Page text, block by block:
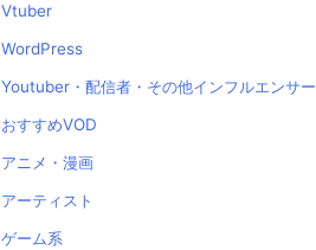
Vtuber
WordPress
Youtuber・配信者・その他インフルエンサー
おすすめVOD
アニメ・漫画
アーティスト
ゲーム系